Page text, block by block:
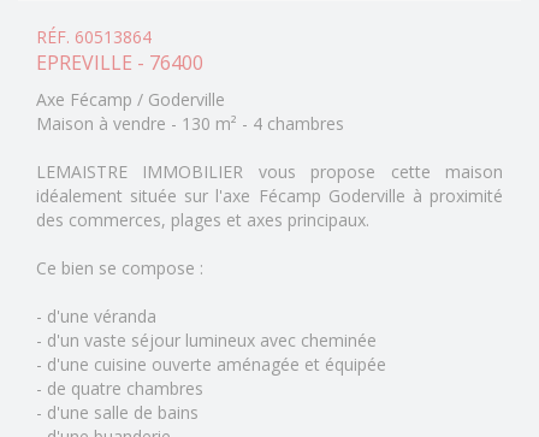
RÉF. 60513864
EPREVILLE - 76400
Axe Fécamp / Goderville
Maison à vendre - 130 m² - 4 chambres
LEMAISTRE IMMOBILIER vous propose cette maison
idéalement située sur l'axe Fécamp Goderville à proximité
des commerces, plages et axes principaux.
Ce bien se compose :
- d'une véranda
- d'un vaste séjour lumineux avec cheminée
- d'une cuisine ouverte aménagée et équipée
- de quatre chambres
- d'une salle de bains